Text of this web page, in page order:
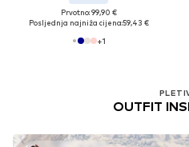
Prvotno: 99,90 €
Posljednja najniža cijena:59,43 €
+1
OUTFIT